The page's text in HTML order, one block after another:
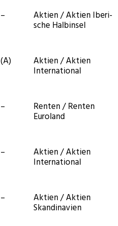
– Akti­en / Akti­en Ibe­ri­
sche Halbinsel
(A) Akti­en / Akti­en
International
– Ren­ten / Ren­ten
Euroland
– Akti­en / Akti­en
International
– Akti­en / Akti­en
Skandinavien